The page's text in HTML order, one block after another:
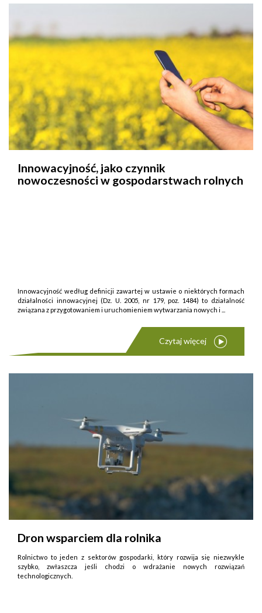
Innowacyjność, jako czynnik
nowoczesności w gospodarstwach rolnych
Innowacyjność według definicji zawartej w ustawie o niektórych formach
działalności innowacyjnej (Dz. U. 2005, nr 179, poz. 1484) to działalność
związana z przygotowaniem i uruchomieniem wytwarzania nowych i ...
Czytaj więcej
Dron wsparciem dla rolnika
Rolnictwo to jeden z sektorów gospodarki, który rozwija się niezwykle
szybko, zwłaszcza jeśli chodzi o wdrażanie nowych rozwiązań
technologicznych.